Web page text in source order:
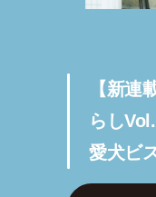
【新連
らし
愛犬ビ